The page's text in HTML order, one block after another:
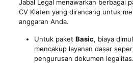
Jabal Legal menawarkan berbagai
CV Klaten yang dirancang untuk
anggaran Anda.
Untuk paket Basic, biaya
mencakup layanan dasar
pengurusan dokumen legalitas.